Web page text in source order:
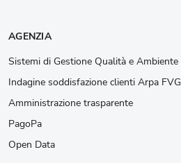
AGENZIA
Sistemi di Gestione Qualità e Ambiente
Indagine soddisfazione clienti Arpa FVG
Amministrazione trasparente
PagoPa
Open Data